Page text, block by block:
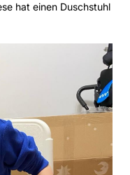
hat einen Duschstuhl